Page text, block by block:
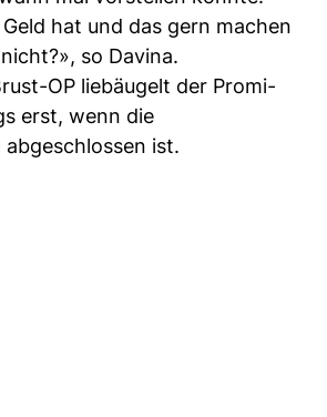
hat und das gern machen
so Davina.
OP liebäugelt der Promi-
erst, wenn die
ist.